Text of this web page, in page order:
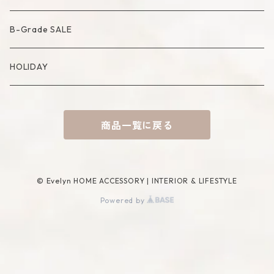
Compote・Cake Stand
Placemat
Candle Accessory
Basket
Incense Accessory
Object
Mirror
Socks
B-Grade SALE
HOLIDAY
商品一覧に戻る
© Evelyn HOME ACCESSORY | INTERIOR & LIFESTYLE
Powered by